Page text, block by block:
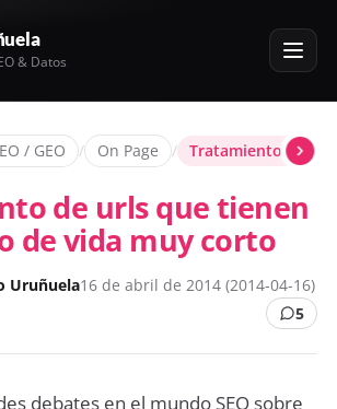
& Datos
/ GEO / On Page / Tratamiento de
de urls que tienen
de vida muy corto
Uruñuela16 de abril de 2014 (2014-04-16)
5
debates en el mundo SEO sobre